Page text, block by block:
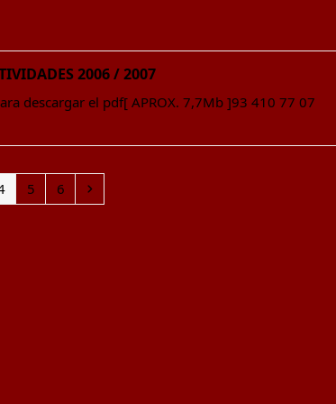
2006 / 2007
descargar el pdf[ APROX. 7,7Mb ]93 410 77 07
Page
5 Page
6 Siguiente